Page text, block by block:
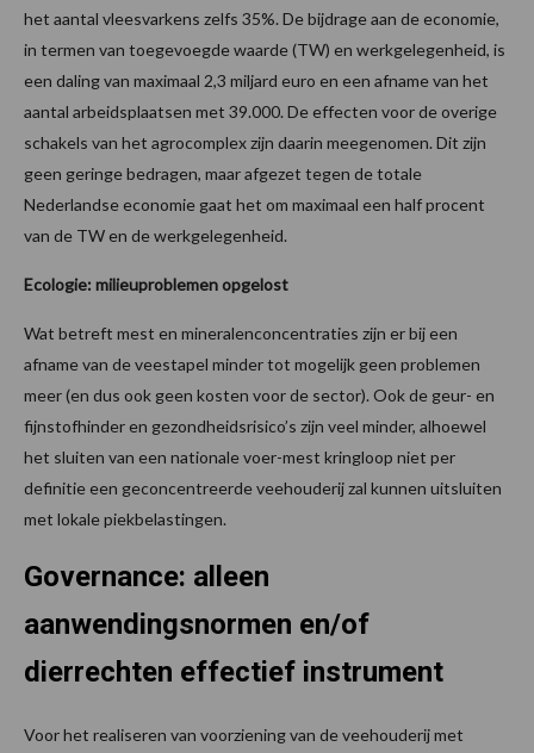
het aantal vleesvarkens zelfs 35%. De bijdrage aan de economie,
in termen van toegevoegde waarde (TW) en werkgelegenheid, is
een daling van maximaal 2,3 miljard euro en een afname van het
aantal arbeidsplaatsen met 39.000. De effecten voor de overige
schakels van het agrocomplex zijn daarin meegenomen. Dit zijn
geen geringe bedragen, maar afgezet tegen de totale
Nederlandse economie gaat het om maximaal een half procent
van de TW en de werkgelegenheid.
Ecologie: milieuproblemen opgelost
Wat betreft mest en mineralenconcentraties zijn er bij een
afname van de veestapel minder tot mogelijk geen problemen
meer (en dus ook geen kosten voor de sector). Ook de geur- en
fijnstofhinder en gezondheidsrisico’s zijn veel minder, alhoewel
het sluiten van een nationale voer-mest kringloop niet per
definitie een geconcentreerde veehouderij zal kunnen uitsluiten
met lokale piekbelastingen.
Governance: alleen
aanwendingsnormen en/of
dierrechten effectief instrument
Voor het realiseren van voorziening van de veehouderij met